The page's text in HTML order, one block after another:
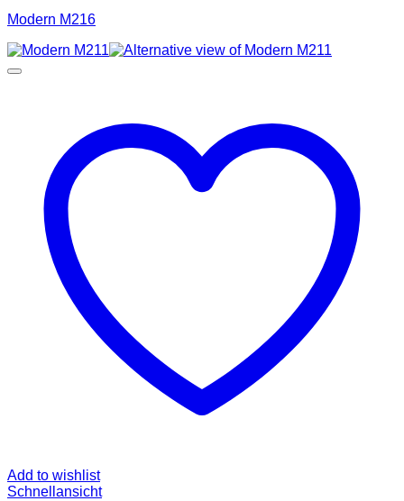
Modern M216
Add to wishlist
Schnellansicht